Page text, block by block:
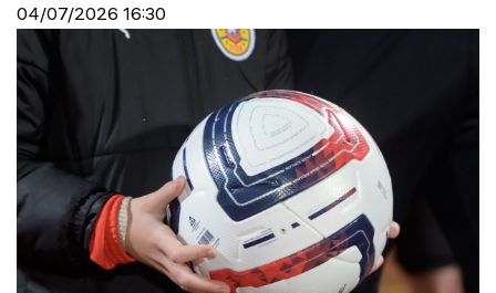
04/07/2026 16:30